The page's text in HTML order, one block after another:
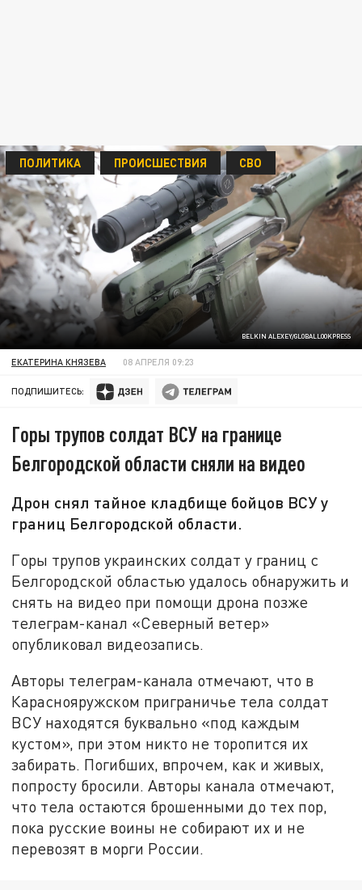
BELKIN ALEXEY/GLOBALLOOKPRESS
ПОЛИТИКА ПРОИСШЕСТВИЯ СВО
ЕКАТЕРИНА КНЯЗЕВА 08 АПРЕЛЯ 09:23
ПОДПИШИТЕСЬ:
Горы трупов солдат ВСУ на границе
Белгородской области сняли на видео
Дрон снял тайное кладбище бойцов ВСУ у
границ Белгородской области.
Горы трупов украинских солдат у границ с
Белгородской областью удалось обнаружить и
снять на видео при помощи дрона позже
телеграм-канал «Северный ветер»
опубликовал видеозапись.
Авторы телеграм-канала отмечают, что в
Караснояружском приграничье тела солдат
ВСУ находятся буквально «под каждым
кустом», при этом никто не торопится их
забирать. Погибших, впрочем, как и живых,
попросту бросили. Авторы канала отмечают,
что тела остаются брошенными до тех пор,
пока русские воины не собирают их и не
перевозят в морги России.